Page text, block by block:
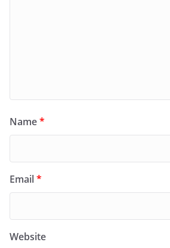
Name*
Email*
Website